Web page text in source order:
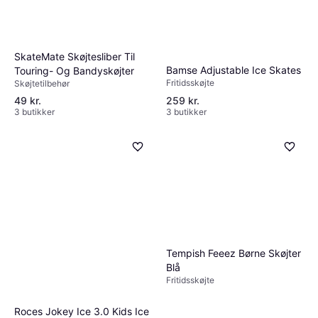
SkateMate Skøjtesliber Til
Touring- Og Bandyskøjter
Skøjtetilbehør
49 kr.
3 butikker
Bamse Adjustable Ice Skates
Fritidsskøjte
259 kr.
3 butikker
Roces Jokey Ice 3.0 Kids Ice
Tempish Feeez Børne Skøjter
Blå
Fritidsskøjte